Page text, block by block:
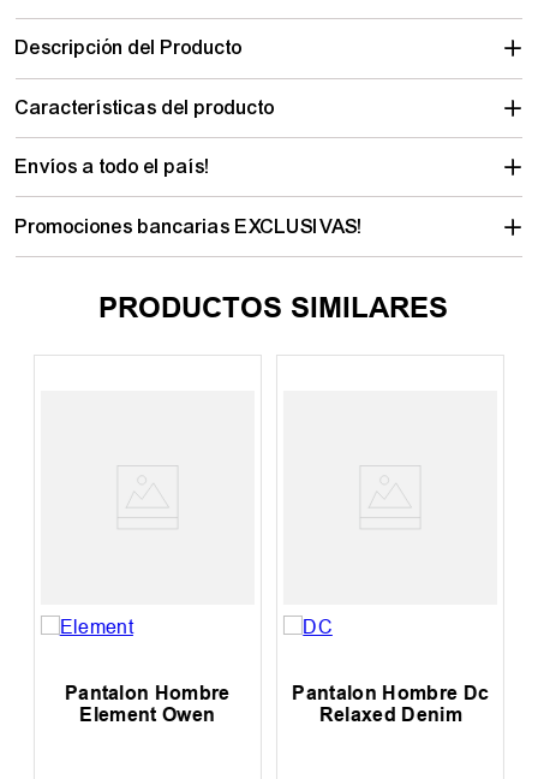
Descripción del Producto
Características del producto
Envíos a todo el país!
Promociones bancarias EXCLUSIVAS!
PRODUCTOS SIMILARES
Pantalon Hombre
Element Owen
Pantalon Hombre Dc
Relaxed Denim